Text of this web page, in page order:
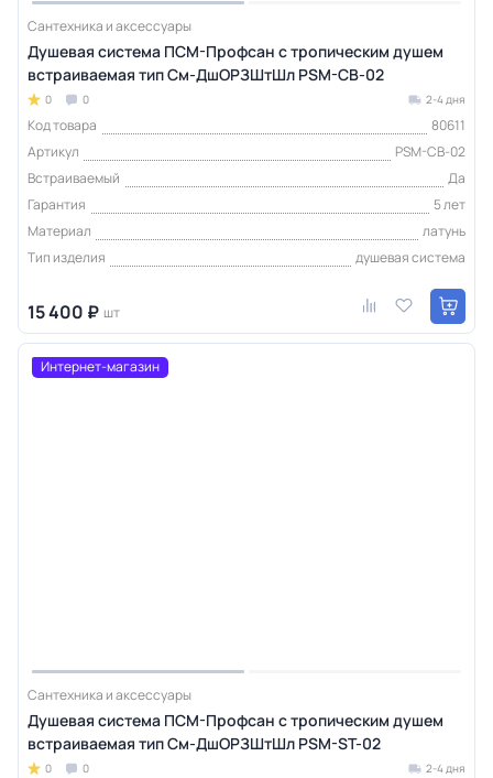
Сантехника и аксессуары
Душевая система ПСМ-Профсан с тропическим душем
встраиваемая тип См-ДшОРЗШтШл PSM-CB-02
0 0 2-4 дня
Код товара
80611
Артикул
PSM-CB-02
Встраиваемый
Да
Гарантия
5 лет
Материал
латунь
Тип изделия
душевая система
15 400 ₽ шт
Интернет-магазин
Сантехника и аксессуары
Душевая система ПСМ-Профсан с тропическим душем
встраиваемая тип См-ДшОРЗШтШл PSM-ST-02
0 0 2-4 дня